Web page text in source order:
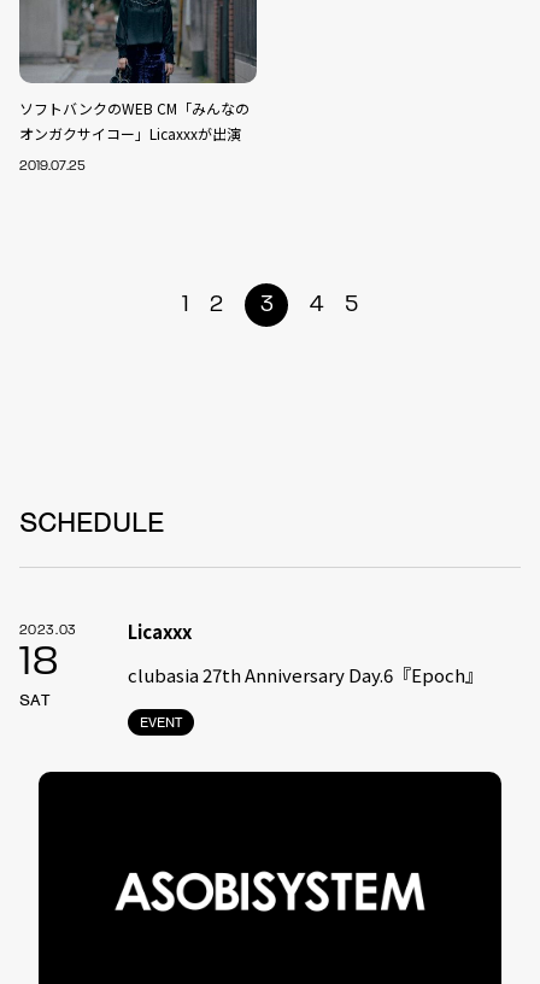
ソフトバンクのWEB CM「みんなの
オンガクサイコー」Licaxxxが出演
2019.07.25
1 2 3 4 5
SCHEDULE
2023.03
18
SAT
EVENT
Licaxxx
clubasia 27th Anniversary Day.6『Epoch』